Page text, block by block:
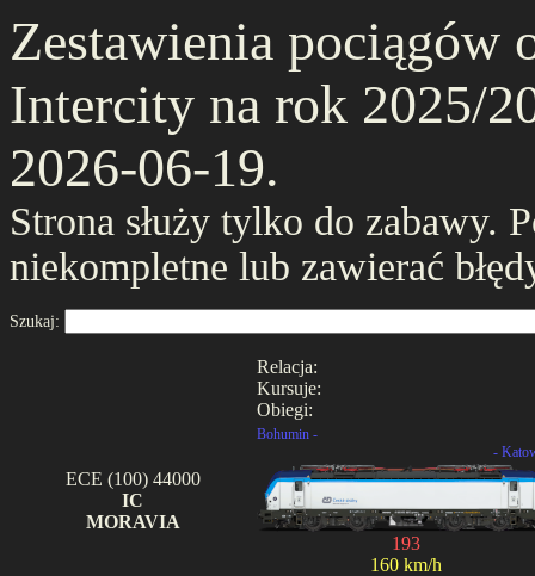
Zestawienia pociągów
Intercity na rok 2025/
2026-06-19.
Strona służy tylko do zabawy.
niekompletne lub zawierać
Szukaj:
Relacja:
Kursuje:
Obiegi:
ECE (100) 44000
IC
MORAVIA
Bohumin -
-
193
160 km/h